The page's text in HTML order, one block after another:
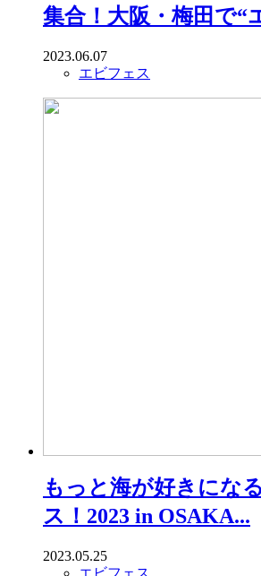
集合！大阪・梅田で“
2023.06.07
エビフェス
もっと海が好きにな
ス！2023 in OSAKA...
2023.05.25